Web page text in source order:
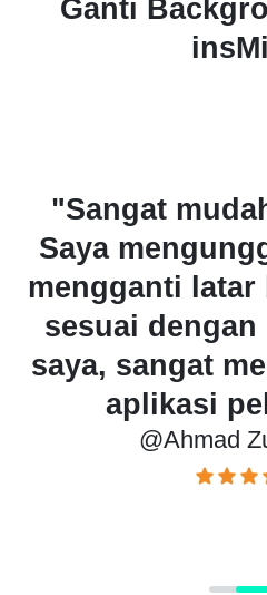
Ganti
"Sejak
toko online
lebih
latar belakang
foto produk
@Dewi